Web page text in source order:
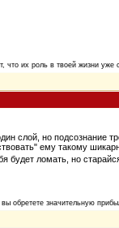
что их роль в твоей жизни уже
слой, но подсознание
ему такому
будет ломать, но
обретете значительную